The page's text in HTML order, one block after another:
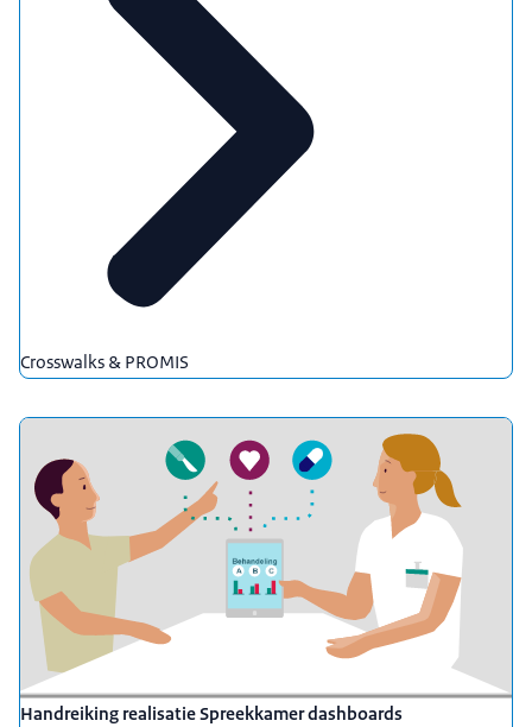
Crosswalks & PROMIS
Handreiking realisatie Spreekkamer dashboards